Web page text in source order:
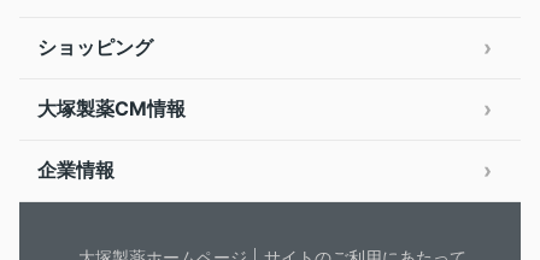
ショッピング
大塚製薬CM情報
企業情報